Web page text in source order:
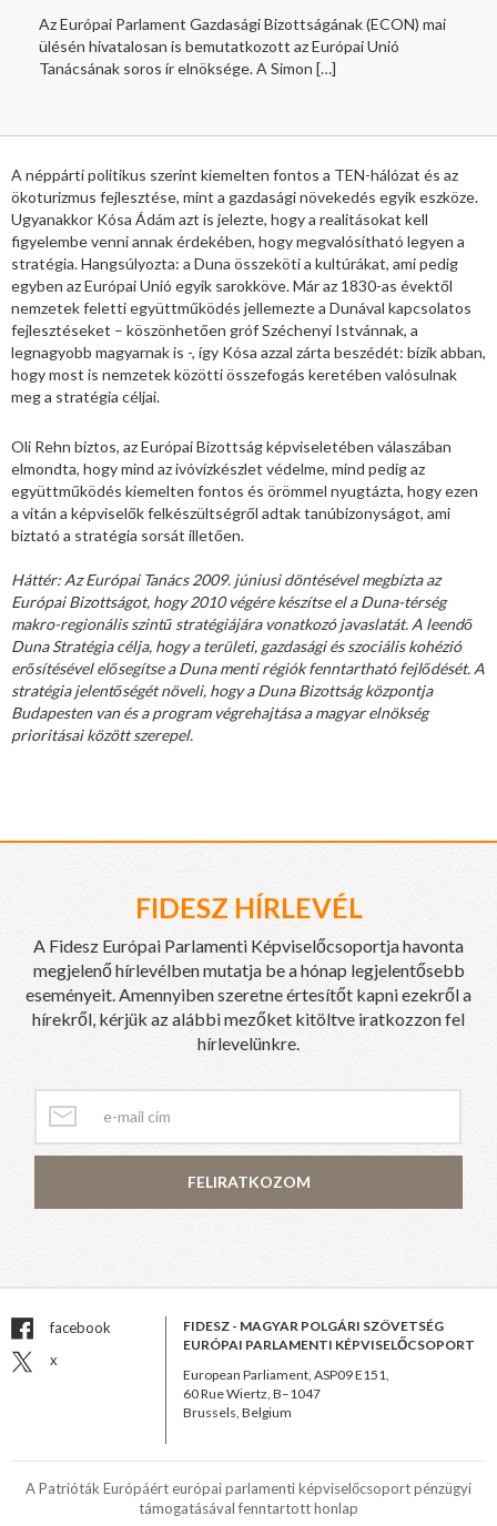
Az Európai Parlament Gazdasági Bizottságának (ECON) mai
ülésén hivatalosan is bemutatkozott az Európai Unió
Tanácsának soros ír elnöksége. A Simon […]
A néppárti politikus szerint kiemelten fontos a TEN-hálózat és az
ökoturizmus fejlesztése, mint a gazdasági növekedés egyik eszköze.
Ugyanakkor Kósa Ádám azt is jelezte, hogy a realitásokat kell
figyelembe venni annak érdekében, hogy megvalósítható legyen a
stratégia. Hangsúlyozta: a Duna összeköti a kultúrákat, ami pedig
egyben az Európai Unió egyik sarokköve. Már az 1830-as évektől
nemzetek feletti együttműködés jellemezte a Dunával kapcsolatos
fejlesztéseket – köszönhetően gróf Széchenyi Istvánnak, a
legnagyobb magyarnak is -, így Kósa azzal zárta beszédét: bízik abban,
hogy most is nemzetek közötti összefogás keretében valósulnak
meg a stratégia céljai.
Oli Rehn biztos, az Európai Bizottság képviseletében válaszában
elmondta, hogy mind az ivóvízkészlet védelme, mind pedig az
együttműködés kiemelten fontos és örömmel nyugtázta, hogy ezen
a vitán a képviselők felkészültségről adtak tanúbizonyságot, ami
biztató a stratégia sorsát illetően.
Háttér: Az Európai Tanács 2009. júniusi döntésével megbízta az
Európai Bizottságot, hogy 2010 végére készítse el a Duna-térség
makro-regionális szintű stratégiájára vonatkozó javaslatát. A leendő
Duna Stratégia célja, hogy a területi, gazdasági és szociális kohézió
erősítésével elősegítse a Duna menti régiók fenntartható fejlődését. A
stratégia jelentőségét növeli, hogy a Duna Bizottság központja
Budapesten van és a program végrehajtása a magyar elnökség
prioritásai között szerepel.
FIDESZ HÍRLEVÉL
A Fidesz Európai Parlamenti Képviselőcsoportja havonta
megjelenő hírlevélben mutatja be a hónap legjelentősebb
eseményeit. Amennyiben szeretne értesítőt kapni ezekről a
hírekről, kérjük az alábbi mezőket kitöltve iratkozzon fel
hírlevelünkre.
FELIRATKOZOM
facebook
x
FIDESZ - MAGYAR POLGÁRI SZÖVETSÉG
EURÓPAI PARLAMENTI KÉPVISELŐCSOPORT
European Parliament, ASP09 E151,
60 Rue Wiertz, B–1047
Brussels, Belgium
A Patrióták Európáért európai parlamenti képviselőcsoport pénzügyi
támogatásával fenntartott honlap